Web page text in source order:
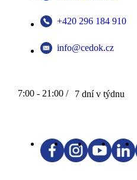
+420 296 184 910
info@cedok.cz
7:00 - 21:00 / 7 dní v týdnu